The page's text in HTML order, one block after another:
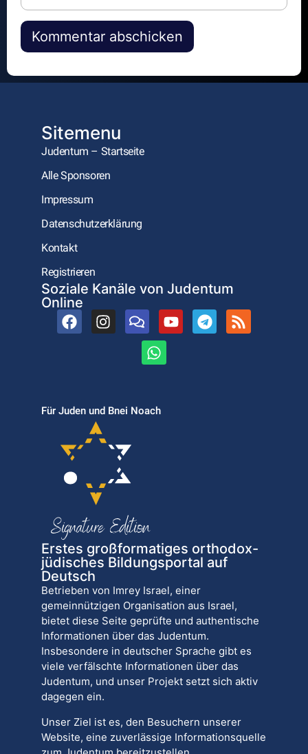
Alternative:
Sitemenu
Judentum – Startseite
Alle Sponsoren
Impressum
Datenschutzerklärung
Kontakt
Registrieren
Soziale Kanäle von Judentum
Online
Für Juden und Bnei Noach
Erstes großformatiges orthodox-
jüdisches Bildungsportal auf
Deutsch
Betrieben von Imrey Israel, einer
gemeinnützigen Organisation aus Israel,
bietet diese Seite geprüfte und authentische
Informationen über das Judentum.
Insbesondere in deutscher Sprache gibt es
viele verfälschte Informationen über das
Judentum, und unser Projekt setzt sich aktiv
dagegen ein.
Unser Ziel ist es, den Besuchern unserer
Website, eine zuverlässige Informationsquelle